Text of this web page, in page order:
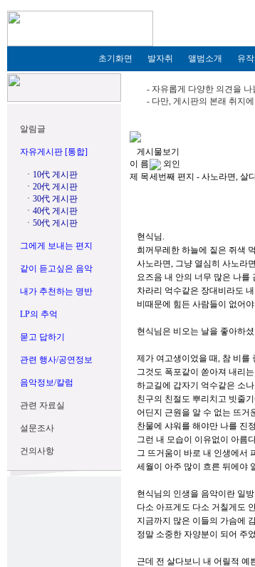
초기화면 발자취 앨범소개 유작
알림글
자유게시판 [통합]
ㆍ 10代 게시판
ㆍ 20代 게시판
ㆍ 30代 게시판
ㆍ 40代 게시판
ㆍ 50代 게시판
그에게 보내는 편지
같이 듣고싶은 음악
내가 추천하는 명반
LP의 추억
묻고 답하기
관련 행사/공연정보
음악정보/칼럼
관련 자료실
설문조사
건의사항
- 자유롭게 다양한 의견을
- 다만, 게시판의 본래 취지
게시물보기
이 름
외인
제 목세번째 편지 - 사노라면, 살
현식님.
희꺼무레한 하늘에 짙은 쥐색
사노라면, 그냥 열심히 사노라
요즈음 내 안의 너무 많은 나를
차라리 억수같은 장대비라도
비때문에 힘든 사람들이 없어
현식님은 비오는 날을 좋아하
제가 여고생이었을 때, 참 비를
그것도 폭포같이 쏟아져 내리
하교길에 갑자기 억수같은 소
친구의 친절도 뿌리치고 빗줄
어딘지 근원을 알 수 없는 뜨거
찬물에 샤워를 해야만 나를 진
그런 내 모습이 이유없이 아름
그 뜨거움이 바로 내 인생에서
세월이 아주 많이 흐른 뒤에야
현식님의 인생을 음악이란 일
다소 아프게도 다소 거칠게도
지금까지 많은 이들의 가슴에
정말 소중한 자양분이 되어 주
근데 전 살다보니 내 어릴적 예